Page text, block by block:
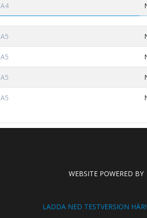
A4
A5
A5
A5
A5
WEBSITE POWERED BY
LADDA NED TESTVERSION HÄR!